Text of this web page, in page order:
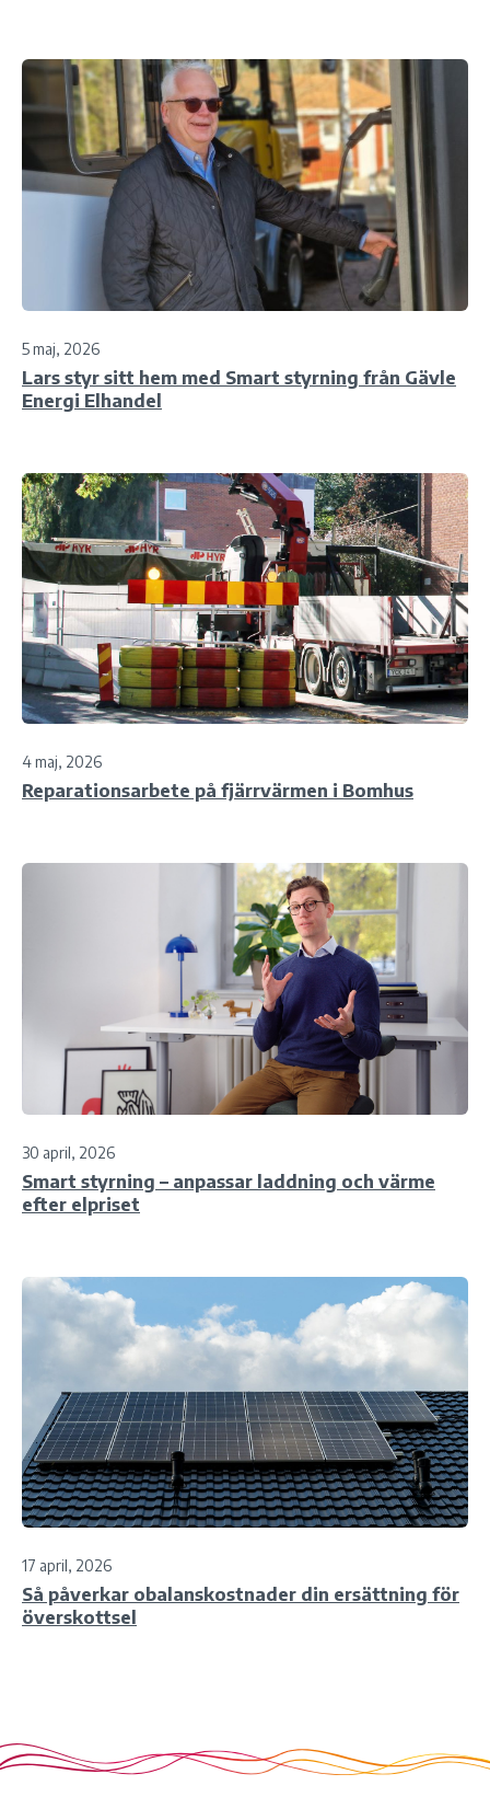
5 maj, 2026
Lars styr sitt hem med Smart styrning från Gävle
Energi Elhandel
4 maj, 2026
Reparationsarbete på fjärrvärmen i Bomhus
30 april, 2026
Smart styrning – anpassar laddning och värme
efter elpriset
17 april, 2026
Så påverkar obalanskostnader din ersättning för
överskottsel